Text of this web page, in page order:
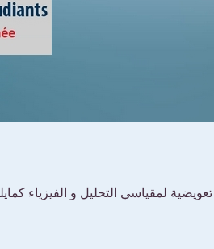
لمقياسي التحليل و الفيزياء